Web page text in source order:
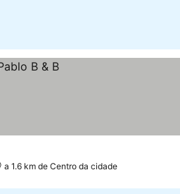
a 1.6 km de Centro da cidade